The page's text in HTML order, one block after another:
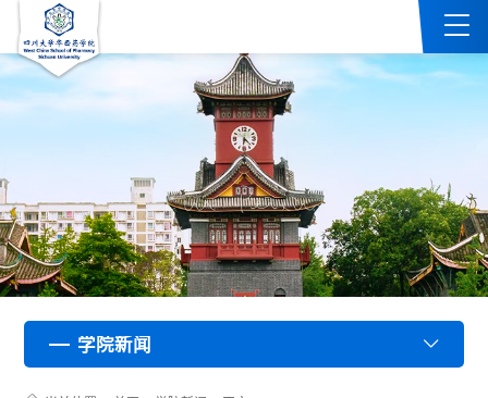
学院新闻
学院新闻
学院新闻
学院新闻
学院新闻
学院新闻
学院新闻
学院新闻
学院新闻
学院新闻
学院新闻
学院新闻
学院新闻
学院新闻
学院新闻
学院新闻
学院新闻
学院新闻
学院新闻
学院新闻
学院新闻
学院新闻
学院新闻
学院新闻
学院新闻
学院新闻
学院新闻
学院新闻
学院新闻
学院新闻
学院新闻
学院新闻
学院新闻
学院新闻
学院新闻
学院新闻
学院新闻
学院新闻
学院新闻
学院新闻
学院新闻
学院新闻
学院新闻
学院新闻
学院新闻
学院新闻
学院新闻
学院新闻
学院新闻
学院新闻
学院新闻
学院新闻
学院新闻
学院新闻
学院新闻